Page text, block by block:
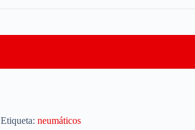
Etiqueta: neumáticos